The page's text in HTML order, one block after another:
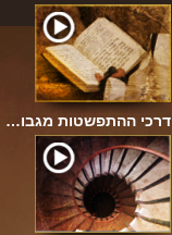
דרכי ההתפשטות מגבו…